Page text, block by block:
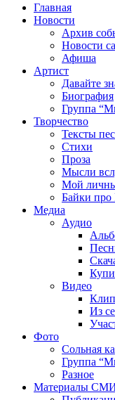
Главная
Новости
Архив
Новости
Афиша
Артист
Давайте
Биография
Группа
Творчество
Тексты
Стихи
Проза
Мысли
Мой
Байки про
Медиа
Аудио
Видео
Из
Фото
Сольная
Группа
Разное
Материалы